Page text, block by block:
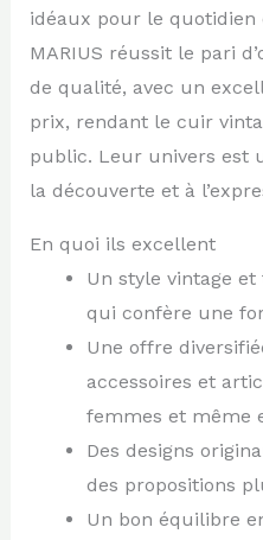
idéaux pour le quotidien
MARIUS réussit le pari
de qualité, avec un
prix, rendant le cuir
public. Leur univers est
la découverte et à
En quoi ils excellent
Un style vintage
qui confère une
Une offre
accessoires et
femmes et même
Des designs
des propositions
Un bon équilibre